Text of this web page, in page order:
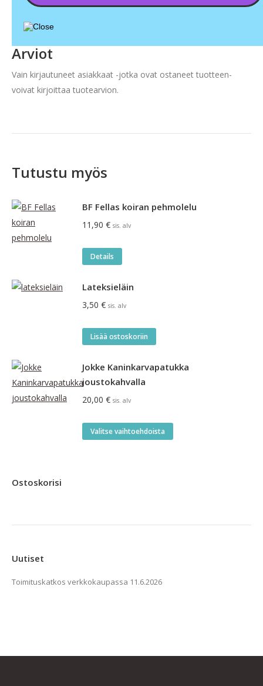
Arviot
Vain kirjautuneet asiakkaat -jotka ovat ostaneet tuotteen-
voivat kirjoittaa tuotearvion.
Tutustu myös
BF Fellas koiran pehmolelu
11,90 € sis. alv
Details
Lateksieläin
3,50 € sis. alv
Lisää ostoskoriin
Jokke Kaninkarvapatukka
joustokahvalla
20,00 € sis. alv
Valitse vaihtoehdoista
Ostoskorisi
Uutiset
Toimituskatkos verkkokaupassa 11.6.2026